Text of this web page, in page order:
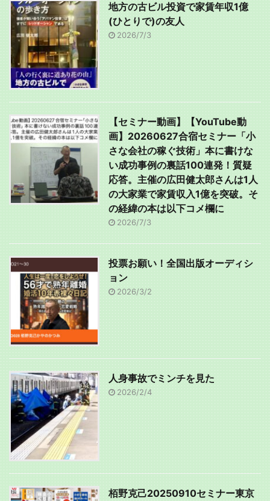
地方の古ビル投資で家賃年収1億
(ひとりで)の友人
2026/7/3
【セミナー動画】【YouTube動
画】20260627合宿セミナー「小
さな会社の稼ぐ技術」本に書けな
い成功事例の裏話100連発！質疑
応答。主催の広田健太郎さんは1人
の大家業で家賃収入1億を突破。そ
の経緯の本は以下コメ欄に
2026/7/3
投票お願い！全国出版オーディシ
ョン
2026/3/2
人身事故でミンチを見た
2026/2/4
栢野克己20250910セミナー東京